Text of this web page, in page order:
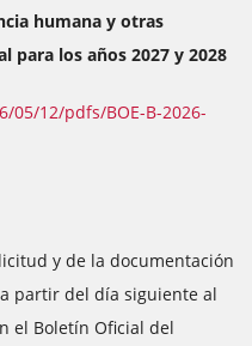
humana y otras
para los años 2027 y 2028
05/12/pdfs/BOE-B-2026-
y de la documentación
partir del día siguiente al
el Boletín Oficial del